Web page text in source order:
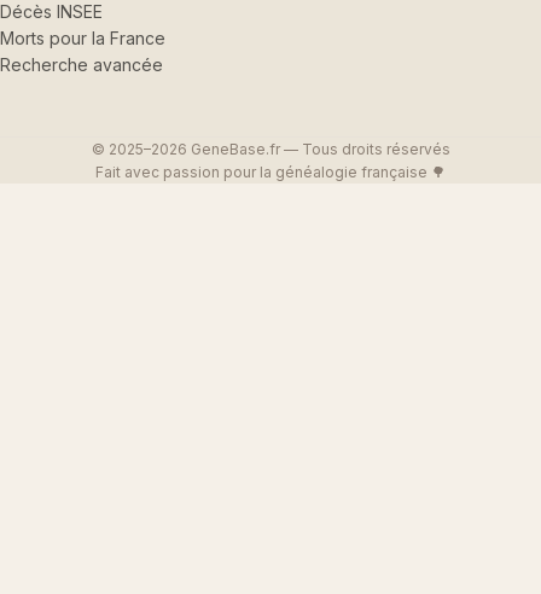
Décès INSEE
Morts pour la France
Recherche avancée
© 2025–2026 GeneBase.fr — Tous droits réservés
Fait avec passion pour la généalogie française 🌳